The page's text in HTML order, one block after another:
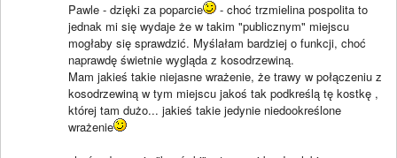
Pawle - dzięki za poparcie
- choć trzmielina pospolita to
jednak mi się wydaje że w takim "publicznym" miejscu
mogłaby się sprawdzić. Myślałam bardziej o funkcji, choć
naprawdę świetnie wygląda z kosodrzewiną.
Mam jakieś takie niejasne wrażenie, że trawy w połączeniu z
kosodrzewiną w tym miejscu jakoś tak podkreślą tę kostkę ,
której tam dużo... jakieś takie jedynie niedookreślone
wrażenie